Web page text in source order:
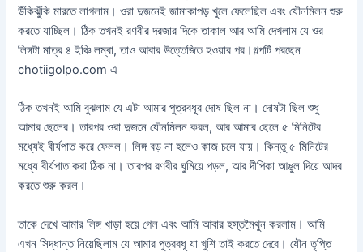
উঁকিঝুঁকি মারতে লাগলাম। ওরা দুজনেই জামাকাপড় খুলে ফেলেছিল এবং যৌনমিলন শুরু
করতে যাচ্ছিল। ঠিক তখনই রণবীর দরজার দিকে তাকাল আর আমি দেখলাম যে ওর
লিঙ্গটা মাত্র ৪ ইঞ্চি লম্বা, তাও আবার উত্তেজিত হওয়ার পর।গল্পটি পরছেন
chotiigolpo.com এ
ঠিক তখনই আমি বুঝলাম যে এটা আমার পুত্রবধূর দোষ ছিল না। দোষটা ছিল শুধু
আমার ছেলের। তারপর ওরা দুজনে যৌনমিলন করল, আর আমার ছেলে ৫ মিনিটের
মধ্যেই বীর্যপাত করে ফেলল। লিঙ্গ বড় না হলেও কাজ চলে যায়। কিন্তু ৫ মিনিটের
মধ্যে বীর্যপাত করা ঠিক না। তারপর রণবীর ঘুমিয়ে পড়ল, আর দীপিকা আঙুল দিয়ে আদর
করতে শুরু করল।
তাকে দেখে আমার লিঙ্গ খাড়া হয়ে গেল এবং আমি আবার হস্তমৈথুন করলাম। আমি
এখন সিদ্ধান্ত নিয়েছিলাম যে আমার পুত্রবধূ যা খুশি তাই করতে দেবে। যৌন তৃপ্তি